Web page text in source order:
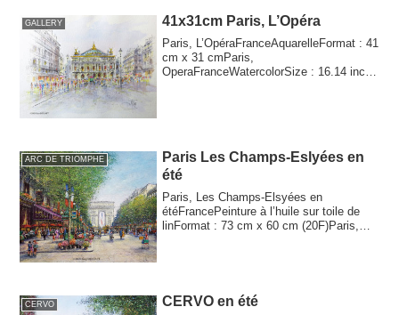
GALLERY 41x31cm Paris, L’Opéra
Paris, L’OpéraFranceAquarelleFormat : 41
cm x 31 cmParis,
OperaFranceWatercolorSize : 16.14 inch
ARC DE TRIOMPHE
Paris Les Champs-Eslyées en
été
Paris, Les Champs-Elsyées en
étéFrancePeinture à l’huile sur toile de
linFormat : 73 cm x 60 cm (20F)Paris,
CERVO CERVO en été